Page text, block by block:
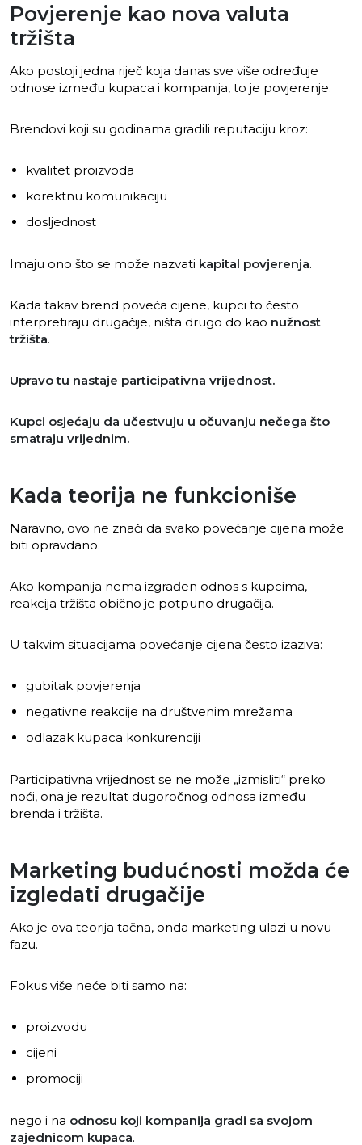
Povjerenje kao nova valuta
tržišta
Ako postoji jedna riječ koja danas sve više određuje
odnose između kupaca i kompanija, to je povjerenje.
Brendovi koji su godinama gradili reputaciju kroz:
kvalitet proizvoda
korektnu komunikaciju
dosljednost
Imaju ono što se može nazvati kapital povjerenja.
Kada takav brend poveća cijene, kupci to često
interpretiraju drugačije, ništa drugo do kao nužnost
tržišta.
Upravo tu nastaje participativna vrijednost.
Kupci osjećaju da učestvuju u očuvanju nečega što
smatraju vrijednim.
Kada teorija ne funkcioniše
Naravno, ovo ne znači da svako povećanje cijena može
biti opravdano.
Ako kompanija nema izgrađen odnos s kupcima,
reakcija tržišta obično je potpuno drugačija.
U takvim situacijama povećanje cijena često izaziva:
gubitak povjerenja
negativne reakcije na društvenim mrežama
odlazak kupaca konkurenciji
Participativna vrijednost se ne može „izmisliti“ preko
noći, ona je rezultat dugoročnog odnosa između
brenda i tržišta.
Marketing budućnosti možda će
izgledati drugačije
Ako je ova teorija tačna, onda marketing ulazi u novu
fazu.
Fokus više neće biti samo na:
proizvodu
cijeni
promociji
nego i na odnosu koji kompanija gradi sa svojom
zajednicom kupaca.